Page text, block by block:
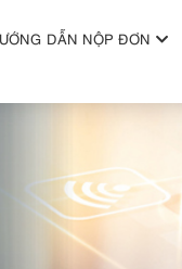
DẪN NỘP ĐƠN